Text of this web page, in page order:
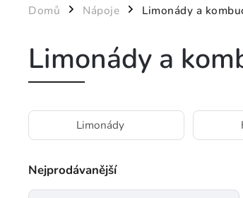
Domů / Nápoje / Limonády a
Limonády a
Limonády
Nejprodávanější